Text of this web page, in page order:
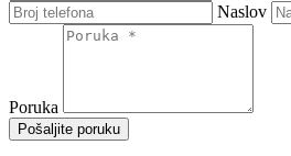
Naslov
Poruka
Pošaljite poruku